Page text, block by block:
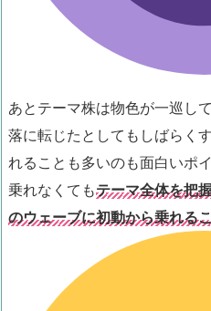
あとテーマ株は物色が一巡し
落に転じたとしてもしばらく
れることも多いのも面白いポ
乗れなくてもテーマ全体を把
のウェーブに初動から乗れる